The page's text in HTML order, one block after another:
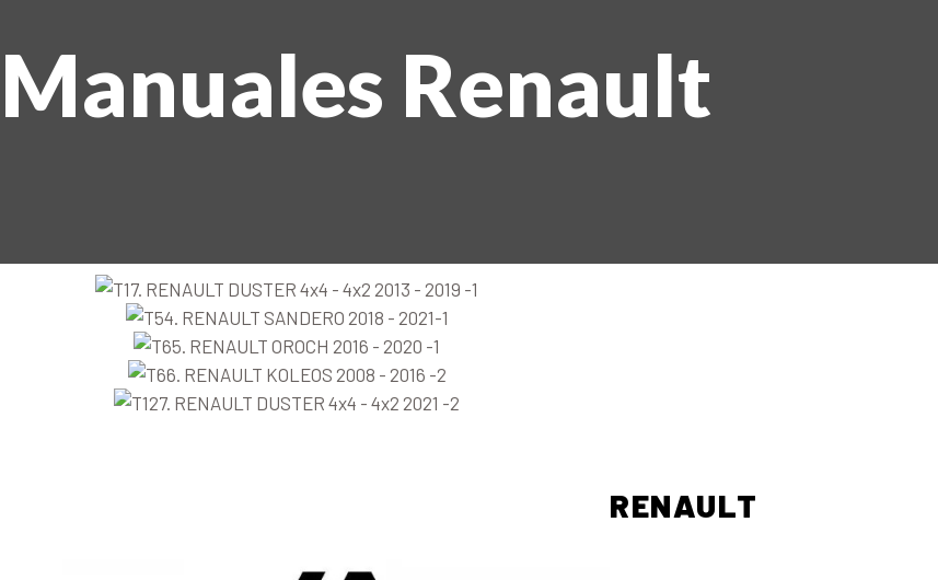
Manuales Renault
RENAULT